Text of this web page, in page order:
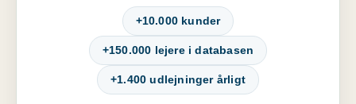
+10.000 kunder
+150.000 lejere i databasen
+1.400 udlejninger årligt